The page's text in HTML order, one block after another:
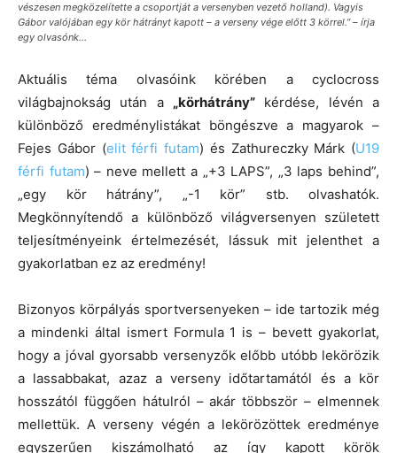
vészesen megközelítette a csoportját a versenyben vezető holland). Vagyis
Gábor valójában egy kör hátrányt kapott – a verseny vége előtt 3 körrel.” – írja
egy olvasónk…
Aktuális téma olvasóink körében a cyclocross
világbajnokság után a „körhátrány” kérdése, lévén a
különböző eredménylistákat böngészve a magyarok –
Fejes Gábor (elit férfi futam) és Zathureczky Márk (U19
férfi futam) – neve mellett a „+3 LAPS”, „3 laps behind”,
„egy kör hátrány”, „-1 kör” stb. olvashatók.
Megkönnyítendő a különböző világversenyen született
teljesítményeink értelmezését, lássuk mit jelenthet a
gyakorlatban ez az eredmény!
Bizonyos körpályás sportversenyeken – ide tartozik még
a mindenki által ismert Formula 1 is – bevett gyakorlat,
hogy a jóval gyorsabb versenyzők előbb utóbb lekörözik
a lassabbakat, azaz a verseny időtartamától és a kör
hosszától függően hátulról – akár többször – elmennek
mellettük. A verseny végén a lekörözöttek eredménye
egyszerűen kiszámolható az így kapott körök